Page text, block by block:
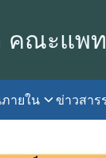
คณะแพ
ายใน ข่าวสาร